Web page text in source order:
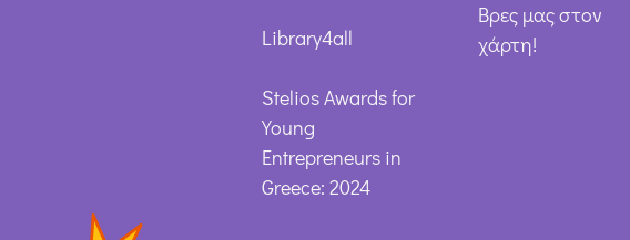
Library4all
Stelios Awards for
Young
Entrepreneurs in
Greece: 2024
Βρες μας στον
χάρτη!